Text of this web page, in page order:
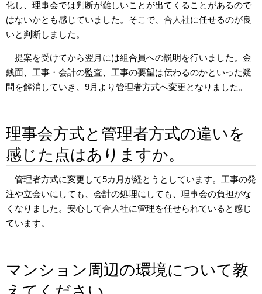
化し、理事会では判断が難しいことが出てくることがあるので
はないかとも感じていました。そこで、 合人社に任せるのが良
いと判断しました。
提案を受けてから翌月には組合員への説明を行いました。金
銭面、工事・会計の監査、工事の要望は伝わるのかといった疑
問を解消していき、9月より管理者方式へ変更となりました。
理事会方式と管理者方式の違いを
感じた点はありますか。
管理者方式に変更して5カ月が経とうとしています。工事の発
注や立会いにしても、会計の処理にしても、理事会の負担がな
くなりました。安心して合人社に管理を任せられていると感じ
ています。
マンション周辺の環境について教